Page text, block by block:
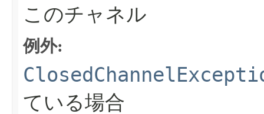
このチャネル
例外:
ている場合